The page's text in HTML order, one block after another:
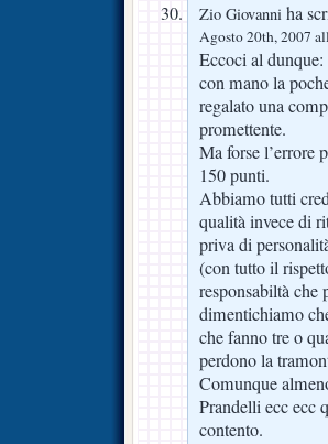
Zio Giovanni ha
Agosto 20th, 2007
Eccoci al
con mano la
regalato una
promettente.
Ma forse l’errore
150 punti.
Abbiamo tutti
qualità invece di
priva di
(con tutto il
responsabiltà che
dimentichiamo
che fanno tre o
perdono la
Comunque
Prandelli ecc ecc
contento.